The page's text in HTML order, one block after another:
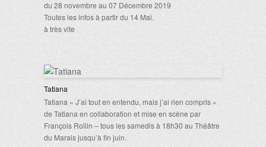
du 28 novembre au 07 Décembre 2019
Toutes les infos à partir du 14 Mai.
à très vite
Tatiana
Tatiana « J’ai tout en entendu, mais j’ai rien compris »
de Tatiana en collaboration et mise en scène par
François Rollin – tous les samedis à 18h30 au Théâtre
du Marais jusqu’à fin juin.